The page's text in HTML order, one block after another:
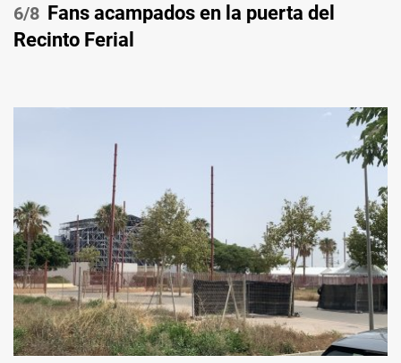
/8 Fans acampados en la puerta del
Recinto Ferial